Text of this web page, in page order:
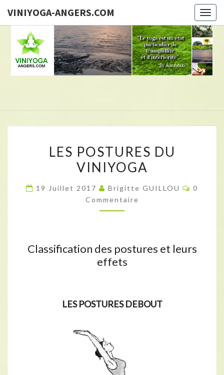
VINIYOGA-ANGERS.COM
Brigitte
GUILLOU,
POSTURES
DU
LES POSTURES DU
VINIYOGA
19 Juillet 2017 Brigitte GUILLOU
0
Commentaire
Classification des postures et leurs
effets
LES POSTURES DEBOUT